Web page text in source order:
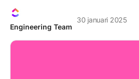
Engineering Team
30 januari 2025